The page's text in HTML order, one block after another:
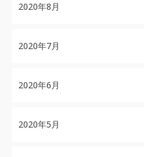
2020年8月
2020年7月
2020年6月
2020年5月